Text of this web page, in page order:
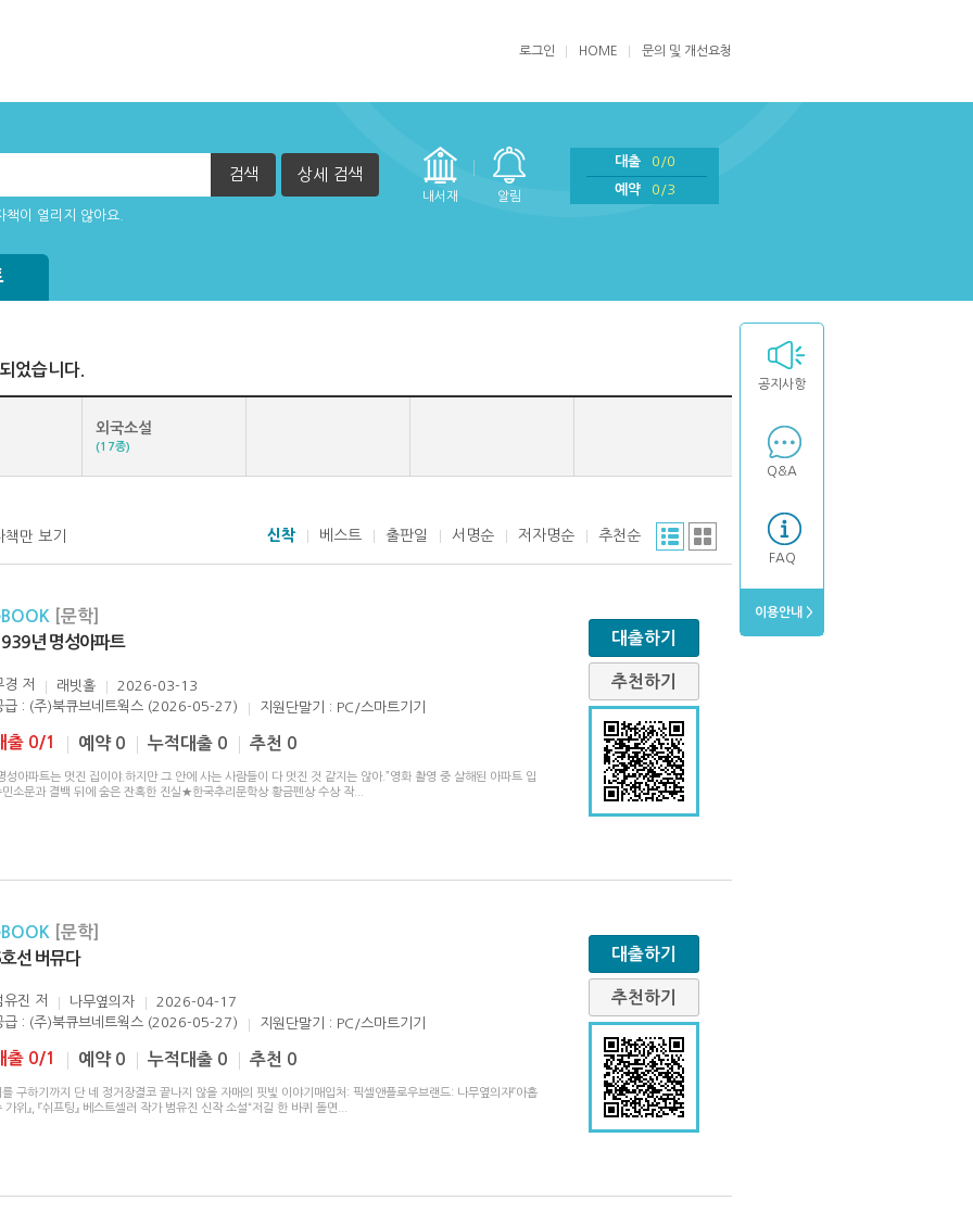
로그인 HOME 문의 및 개선요청
검색 상세 검색
내서재 알림
대출
0/0
예약
0/3
법(관리자)
공지사항
Q&A
FAQ
이용안내 >
었습니다.
외국소설
(17종)
만 보기 신착 베스트 출판일 서명순 저자명순 추천순
[문학]
년 명성아파트
경 저 래빗홀
2026-03-13
급 : (주)북큐브네트웍스 (2026-05-27)
지원단말기 : PC/스마트기기
출 0/1 예약 0 누적대출 0 추천 0
성아파트는 멋진 집이야.하지만 그 안에 사는 사람들이 다 멋진 것 같지는 않아.”영화 촬영 중 살해된 아파트 입
민소문과 결백 뒤에 숨은 잔혹한 진실★한국추리문학상 황금펜상 수상 작...
대출하기
추천하기
[문학]
선 버뮤다
유진 저 나무옆의자
2026-04-17
급 : (주)북큐브네트웍스 (2026-05-27)
지원단말기 : PC/스마트기기
출 0/1 예약 0 누적대출 0 추천 0
를 구하기까지 단 네 정거장결코 끝나지 않을 자매의 핏빛 이야기매입처: 픽셀앤플로우브랜드: 나무옆의자『아홉
가위』, 『쉬프팅』 베스트셀러 작가 범유진 신작 소설“저길 한 바퀴 돌면
대출하기
추천하기